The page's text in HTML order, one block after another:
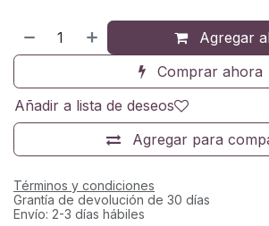
Agregar
Comprar ahora
Agregar para
Añadir a lista de deseos
Términos y condiciones
Grantía de devolución de 30 días
Envío: 2-3 días hábiles